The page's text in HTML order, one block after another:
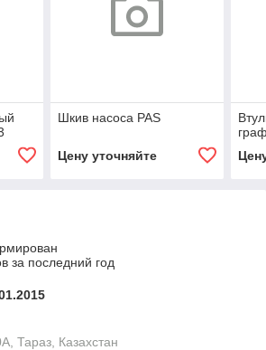
Шкив насоса PAS
Цену уточняйте
за последний год
Тараз, Казахстан